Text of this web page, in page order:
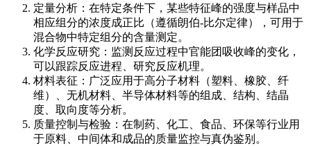
定量分析：在特定条件下，某些特征峰的强度与样品中
相应组分的浓度成正比（遵循朗伯-比尔定律），可用于
混合物中特定组分的含量测定。
化学反应研究：监测反应过程中官能团吸收峰的变化，
可以跟踪反应进程、研究反应机理。
材料表征：广泛应用于高分子材料（塑料、橡胶、纤
维）、无机材料、半导体材料等的组成、结构、结晶
度、取向度等分析。
质量控制与检验：在制药、化工、食品、环保等行业用
于原料、中间体和成品的质量监控与真伪鉴别。